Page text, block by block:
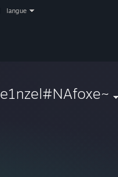
langue
e1nzel#NAfoxe~